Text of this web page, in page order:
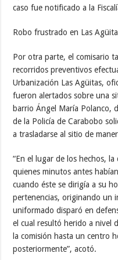
caso fue notificado a la
Robo frustrado en Las
Por otra parte, el comisario
recorridos preventivos
Urbanización Las Agüitas,
fueron alertados sobre una
barrio Ángel María Polanco,
de la Policía de Carabobo
a trasladarse al sitio de
“En el lugar de los hechos,
quienes minutos antes
cuando éste se dirigía a su
pertenencias, originando un
uniformado disparó en
el cual resultó herido a nivel
la comisión hasta un centro
posteriormente”, acotó.